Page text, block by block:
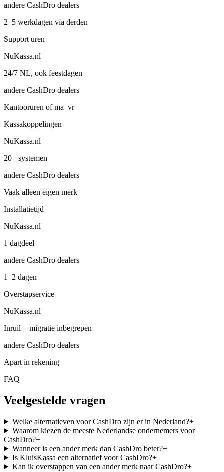
andere CashDro dealers
2–5 werkdagen via derden
Support uren
NuKassa.nl
24/7 NL, ook feestdagen
andere CashDro dealers
Kantooruren of ma–vr
Kassa­koppelingen
NuKassa.nl
20+ systemen
andere CashDro dealers
Vaak alleen eigen merk
Installatie­tijd
NuKassa.nl
1 dagdeel
andere CashDro dealers
1–2 dagen
Overstap­service
NuKassa.nl
Inruil + migratie inbegrepen
andere CashDro dealers
Apart in rekening
FAQ
Veelgestelde vragen
Welke alternatieven voor CashDro zijn er in Nederland?+
Waarom kiezen de meeste Nederlandse ondernemers voor
CashDro?+
Wanneer is een ander merk dan CashDro beter?+
Is KluisKassa een alternatief voor CashDro?+
Kan ik overstappen van een ander merk naar CashDro?+